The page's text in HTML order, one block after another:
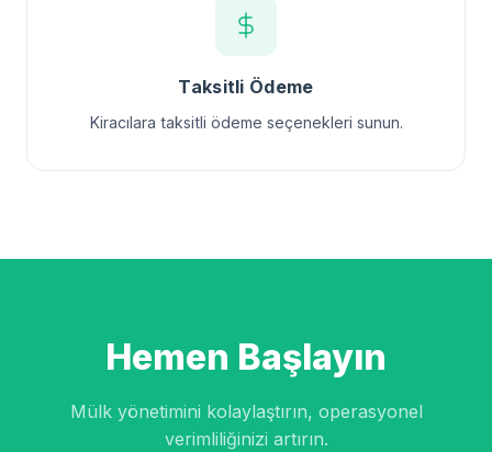
Taksitli Ödeme
Kiracılara taksitli ödeme seçenekleri sunun.
Hemen Başlayın
Mülk yönetimini kolaylaştırın, operasyonel
verimliliğinizi artırın.